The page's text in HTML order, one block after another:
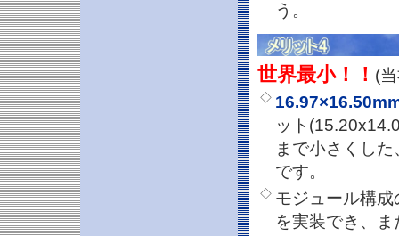
う。
世界最小！！ (
◇
ット
まで小さくした
です。
◇ モジュール構
を実装でき、